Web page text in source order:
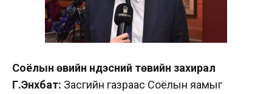
Соёлын өвийн үндэсний төвийн захирал
Г.Энхбат: Засгийн газраас Соёлын яамыг